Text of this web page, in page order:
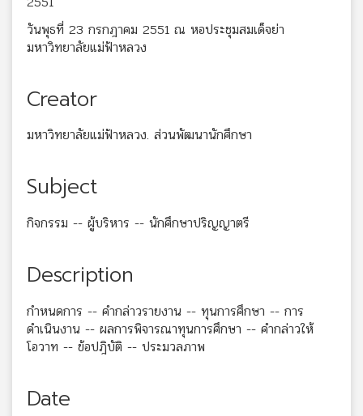
วันพุธที่ 23 กรกฎาคม 2551 ณ หอประชุมสมเด็จย่า
มหาวิทยาลัยแม่ฟ้าหลวง
Creator
มหาวิทยาลัยแม่ฟ้าหลวง. ส่วนพัฒนานักศึกษา
Subject
กิจกรรม -- ผู้บริหาร -- นักศึกษาปริญญาตรี
Description
กำหนดการ -- คำกล่าวรายงาน -- ทุนการศึกษา -- การ
ดำเนินงาน -- ผลการพิจารณาทุนการศึกษา -- คำกล่าวให้
โอวาท -- ข้อปฎิบัติ -- ประมวลภาพ
Date